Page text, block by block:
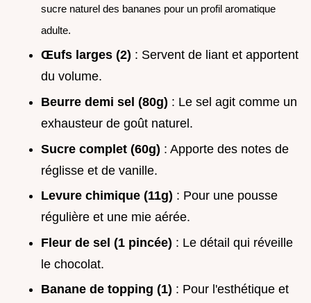
sucre naturel des bananes pour un profil aromatique
adulte.
Œufs larges (2) : Servent de liant et apportent
du volume.
Beurre demi sel (80g) : Le sel agit comme un
exhausteur de goût naturel.
Sucre complet (60g) : Apporte des notes de
réglisse et de vanille.
Levure chimique (11g) : Pour une pousse
régulière et une mie aérée.
Fleur de sel (1 pincée) : Le détail qui réveille
le chocolat.
Banane de topping (1) : Pour l'esthétique et